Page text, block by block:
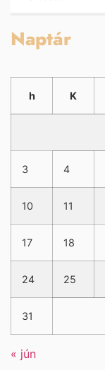
Naptár
h K
3 4
10 11
17 18
24 25
31
« jún